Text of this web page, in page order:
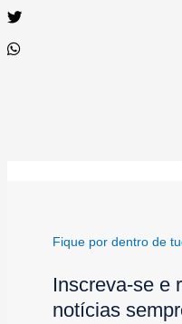
Fique por dentro de
Inscreva-se e
notícias